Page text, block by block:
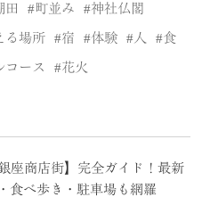
田 町並み 神社仏閣
る場所 宿 体験 人 食
コース 花火
座商店街】完全ガイド！最新
食べ歩き・駐車場も網羅